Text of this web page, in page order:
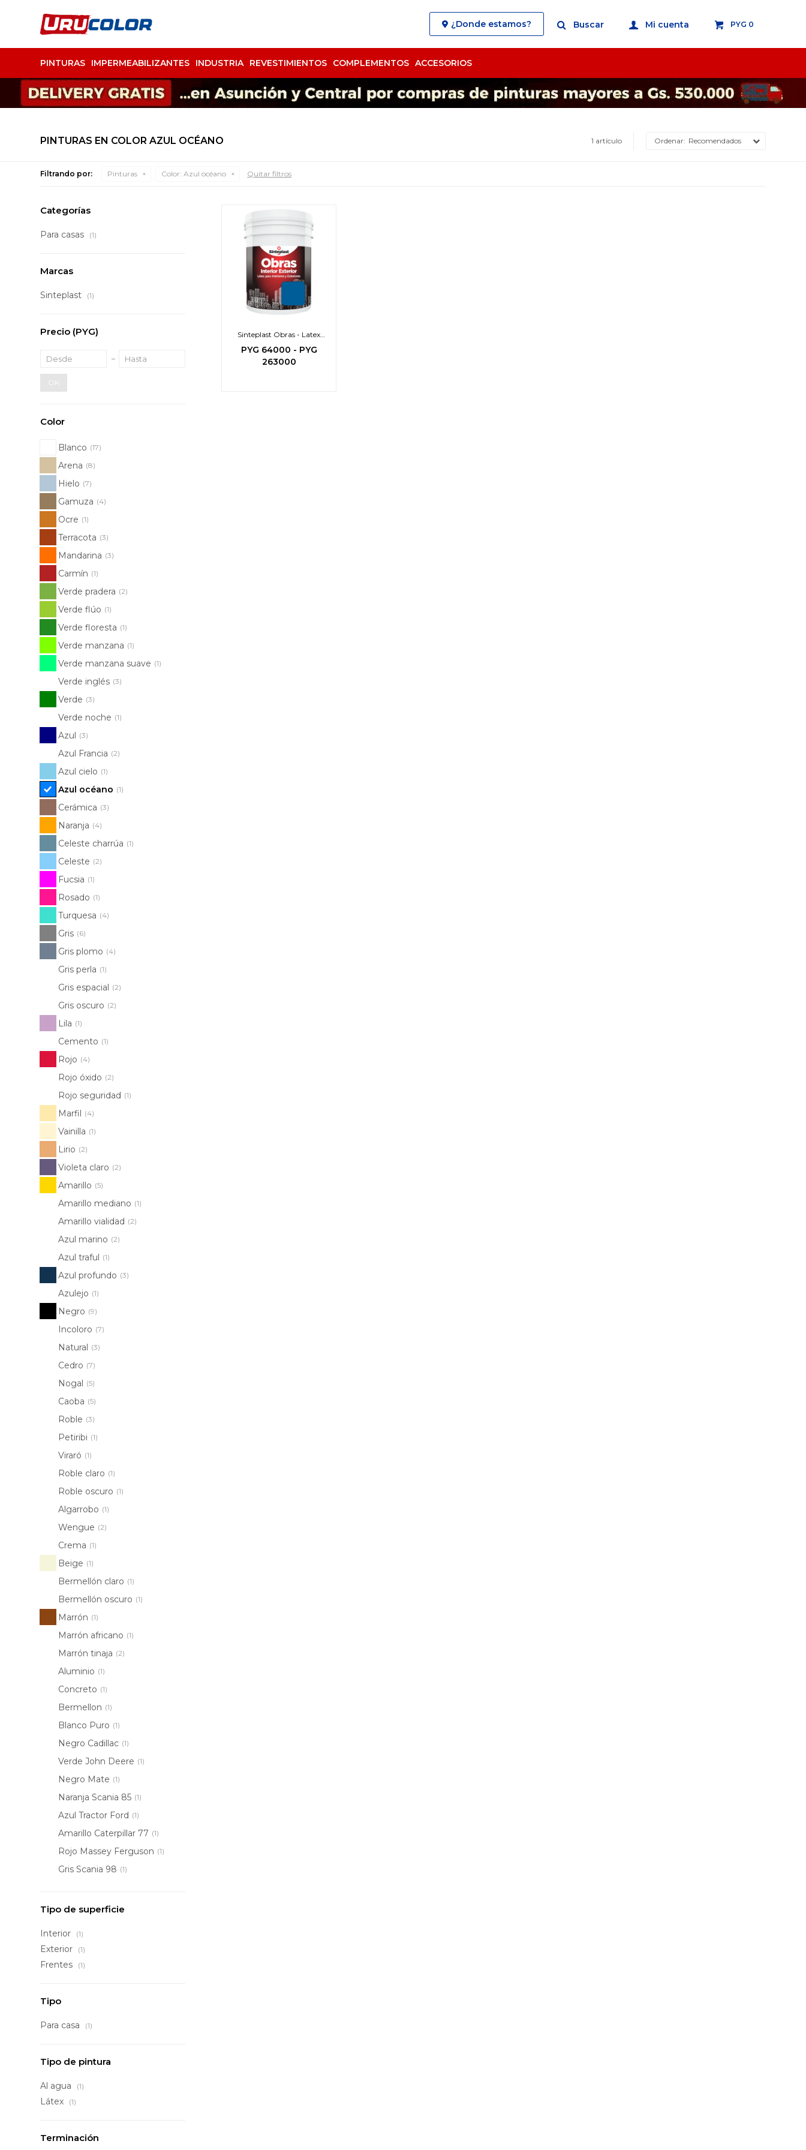
PINTURAS IMPERMEABILIZANTES INDUSTRIA REVESTIMIENTOS COMPLEMENTOS ACCESORIOS
PYG 0
¿Donde estamos?
PINTURAS EN COLOR AZUL OCÉANO 1 artículo Recomendados
Filtrando por: Pinturas Color: Azul océano Quitar filtros
Sinteplast Obras - Latex
Interior Exterior
PYG 64000 - PYG
263000
Categorías
Para casas (1)
Marcas
Sinteplast (1)
Precio (PYG)
OK
Color
Blanco (17)
Arena (8)
Hielo (7)
Gamuza (4)
Ocre (1)
Terracota (3)
Mandarina (3)
Carmín (1)
Verde pradera (2)
Verde flúo (1)
Verde floresta (1)
Verde manzana (1)
Verde manzana suave (1)
Verde inglés (3)
Verde (3)
Verde noche (1)
Azul (3)
Azul Francia (2)
Azul cielo (1)
Azul océano (1)
Cerámica (3)
Naranja (4)
Celeste charrúa (1)
Celeste (2)
Fucsia (1)
Rosado (1)
Turquesa (4)
Gris (6)
Gris plomo (4)
Gris perla (1)
Gris espacial (2)
Gris oscuro (2)
Lila (1)
Cemento (1)
Rojo (4)
Rojo óxido (2)
Rojo seguridad (1)
Marfil (4)
Vainilla (1)
Lirio (2)
Violeta claro (2)
Amarillo (5)
Amarillo mediano (1)
Amarillo vialidad (2)
Azul marino (2)
Azul traful (1)
Azul profundo (3)
Azulejo (1)
Negro (9)
Incoloro (7)
Natural (3)
Cedro (7)
Nogal (5)
Caoba (5)
Roble (3)
Petiribi (1)
Viraró (1)
Roble claro (1)
Roble oscuro (1)
Algarrobo (1)
Wengue (2)
Crema (1)
Beige (1)
Bermellón claro (1)
Bermellón oscuro (1)
Marrón (1)
Marrón africano (1)
Marrón tinaja (2)
Aluminio (1)
Concreto (1)
Bermellon (1)
Blanco Puro (1)
Negro Cadillac (1)
Verde John Deere (1)
Negro Mate (1)
Naranja Scania 85 (1)
Azul Tractor Ford (1)
Amarillo Caterpillar 77 (1)
Rojo Massey Ferguson (1)
Gris Scania 98 (1)
Tipo de superficie
Interior (1)
Exterior (1)
Frentes (1)
Tipo
Para casa (1)
Tipo de pintura
Al agua (1)
Látex (1)
Terminación